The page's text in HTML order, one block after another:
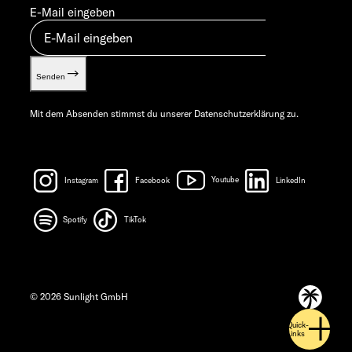
Quick-
Links
E-Mail eingeben
Senden
Mit dem Absenden stimmst du unserer Datenschutzerklärung zu.
Instagram Facebook Youtube LinkedIn
Spotify TikTok
© 2026 Sunlight GmbH